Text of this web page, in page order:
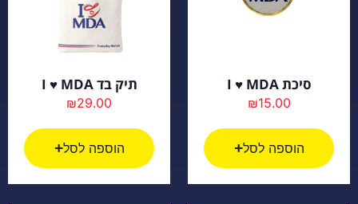
סיכת I ♥ MDA
₪15.00
הוספה לסל
תיק בד I ♥ MDA
₪29.00
הוספה לסל